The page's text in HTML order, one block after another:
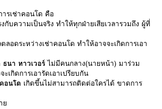
รเช่าคอนโด คือ
บความเป็นจริง ทำให้ทุกฝ่ายเสียเวลารวมถึง ผู้ที่
อดระหว่างเช่าคอนโด ทำให้อาจจะเกิดการเอา
นา ทาวเวอร์ไม่มีคนกลาง(นายหน้า) มาร่วม
เกิดการเอารัดเอาเปรียบกัน
อนโด เกิดขึ้นไม่สามารถติดต่อใครได้ ขาดการ
ย